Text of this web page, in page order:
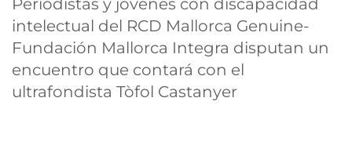
Periodistas y jóvenes con discapacidad
intelectual del RCD Mallorca Genuine-
Fundación Mallorca Integra disputan un
encuentro que contará con el
ultrafondista Tòfol Castanyer